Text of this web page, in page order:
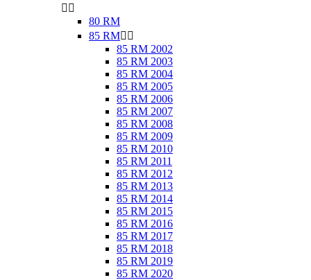
 
80 RM
85 RM 
85 RM 2002
85 RM 2003
85 RM 2004
85 RM 2005
85 RM 2006
85 RM 2007
85 RM 2008
85 RM 2009
85 RM 2010
85 RM 2011
85 RM 2012
85 RM 2013
85 RM 2014
85 RM 2015
85 RM 2016
85 RM 2017
85 RM 2018
85 RM 2019
85 RM 2020